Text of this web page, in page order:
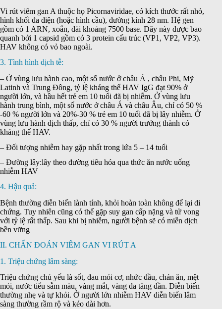
Vi rút viêm gan A thuộc họ Picornaviridae, có kích thước rất nhỏ,
hình khối đa diện (hoặc hình cầu), đường kính 28 nm. Hệ gen
gồm có 1 ARN, xoắn, dài khoảng 7500 base. Dây này được bao
quanh bởi 1 capsid gồm có 3 protein cấu trúc (VP1, VP2, VP3).
HAV không có vỏ bao ngoài.
3. Tình hình dịch tễ:
– Ở vùng lưu hành cao, một số nước ở châu Á , châu Phi, Mỹ
Latinh và Trung Đông, tỷ lệ kháng thể HAV IgG đạt 90% ở
người lớn, và hầu hết trẻ em 10 tuổi đã bị nhiễm. Ở vùng lưu
hành trung bình, một số nước ở châu Á và châu Âu, chỉ có 50 %
-60 % người lớn và 20%-30 % trẻ em 10 tuổi đã bị lây nhiễm. Ở
vùng lưu hành dịch thấp, chỉ có 30 % người trưởng thành có
kháng thể HAV.
– Đối tượng nhiễm hay gặp nhất trong lứa 5 – 14 tuổi
– Đường lây:lây theo đường tiêu hóa qua thức ăn nước uống
nhiễm HAV
4. Hậu quả:
Bệnh thường diễn biến lành tính, khỏi hoàn toàn không để lại di
chứng. Tuy nhiên cũng có thể gặp suy gan cấp nặng và tử vong
với tỷ lệ rất thấp. Sau khi bị nhiễm, người bệnh sẽ có miễn dịch
bền vững
II. CHẨN ĐOÁN VIÊM GAN VI RÚT A
1. Triệu chứng lâm sàng:
Triệu chứng chủ yếu là sốt, đau mỏi cơ, nhức đầu, chán ăn, mệt
mỏi, nước tiểu sẫm màu, vàng mắt, vàng da tăng dần. Diễn biến
thường nhẹ và tự khỏi. Ở người lớn nhiễm HAV diễn biến lâm
sàng thường rầm rộ và kéo dài hơn.